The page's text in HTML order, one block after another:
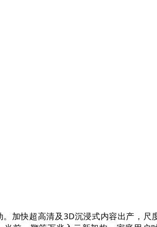
快超高清及3D沉浸式内容出产，尺